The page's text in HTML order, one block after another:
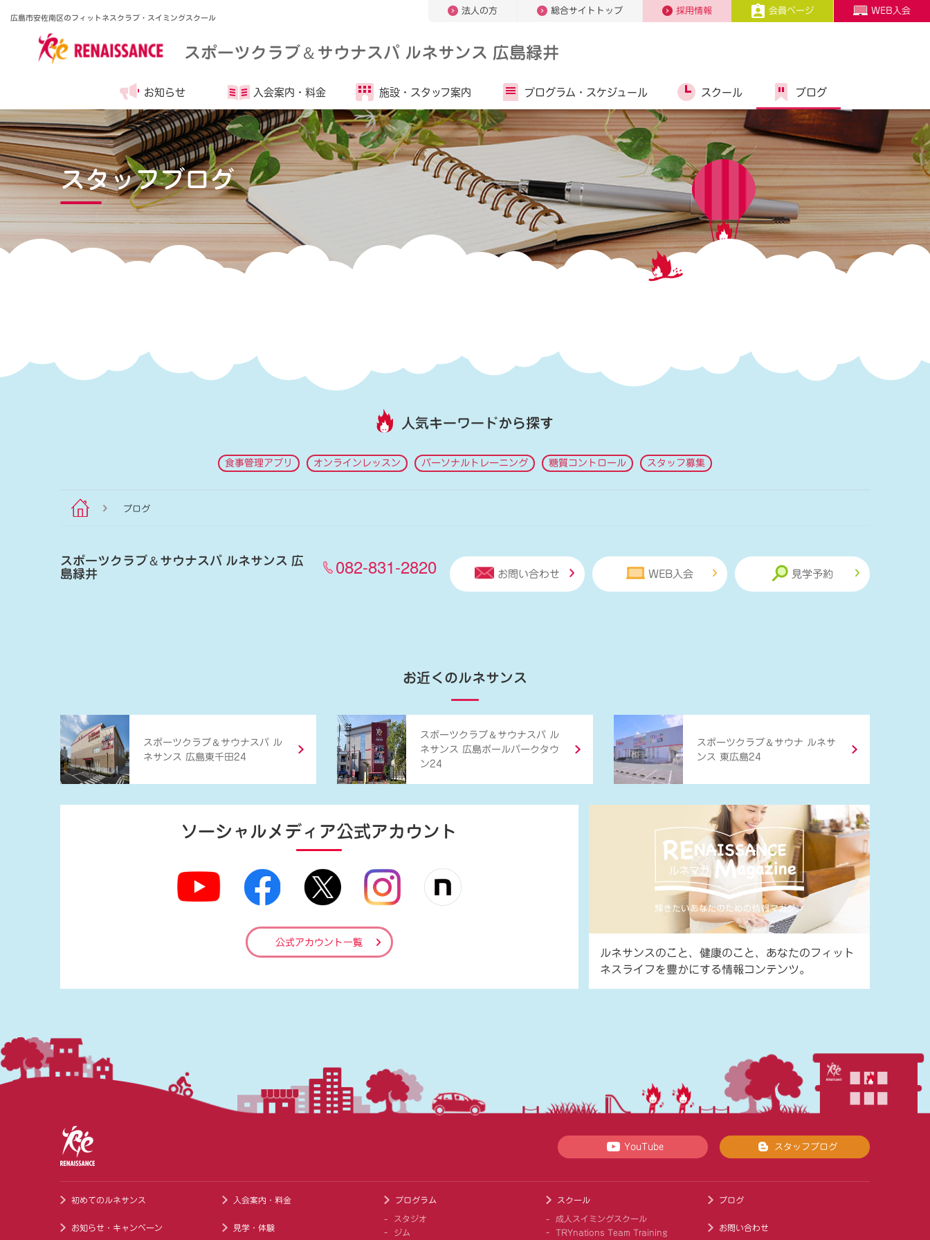
広島市安佐南区のフィットネスクラブ・スイミングスクール
法人の方 総合サイトトップ 採用情報 会員ページ WEB入会
スポーツクラブ＆サウナスパ ルネサンス 広島緑井
お知らせ 入会案内・ 料金 施設・ スタッフ案内 プログラム・ スケジュール スクール ブログ
スタッフブログ
人気キーワードから探す
食事管理アプリ オンラインレッスン パーソナルトレーニング 糖質コントロール スタッフ募集
ブログ
スポーツクラブ＆サウナスパ ルネサンス 広
島緑井 082-831-2820 お問い合わせ WEB入会 見学予約
お近くのルネサンス
スポーツクラブ ＆ サウナスパ ル
ネサンス 広島東千田24
スポーツクラブ ＆ サウナスパ ル
ネサンス 広島ボールパークタウ
ン24
スポーツクラブ ＆ サウナ ルネサ
ンス 東広島24
ソーシャルメディア公式アカウント
公式アカウント一覧
ルネサンスのこと、健康のこと、あなたのフィット
ネスライフを豊かにする情報コンテンツ。
YouTube スタッフブログ
初めてのルネサンス
お知らせ・キャンペーン
入会案内・料金
見学・体験
プログラム
スタジオ
ジム
スクール
成人スイミングスクール
TRYnations Team Training
ブログ
お問い合わせ